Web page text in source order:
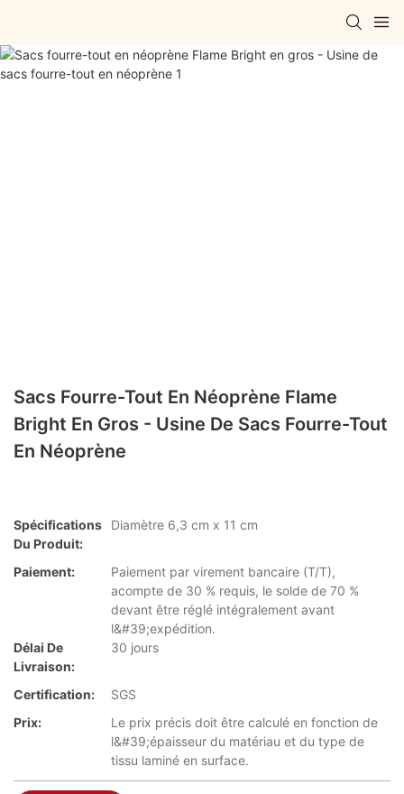
Sacs Fourre-Tout En Néoprène Flame
Bright En Gros - Usine De Sacs Fourre-Tout
En Néoprène
Spécifications
Du Produit:
Diamètre 6,3 cm x 11 cm
Paiement:
Paiement par virement bancaire (T/T),
acompte de 30 % requis, le solde de 70 %
devant être réglé intégralement avant
l&#39;expédition.
Délai De
Livraison:
30 jours
Certification:
SGS
Prix:
Le prix précis doit être calculé en fonction de
l&#39;épaisseur du matériau et du type de
tissu laminé en surface.